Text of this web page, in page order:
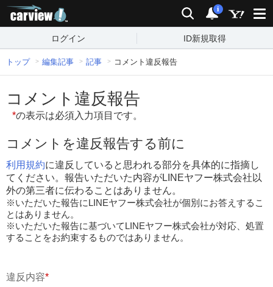
検索 通知
i
ログイン ID新規取得
トップ 編集記事 記事 コメント違反報告
コメント違反報告
*の表示は必須入力項目です。
コメントを違反報告する前に
利用規約に違反していると思われる部分を具体的に指摘し
てください。報告いただいた内容がLINEヤフー株式会社以
外の第三者に伝わることはありません。
※いただいた報告にLINEヤフー株式会社が個別にお答えするこ
とはありません。
※いただいた報告に基づいてLINEヤフー株式会社が対応、処置
することをお約束するものではありません。
違反内容*